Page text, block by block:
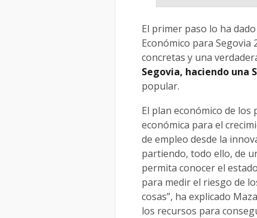
El primer paso lo ha
Económico para Segovia
concretas y una
Segovia, haciendo una
popular.
El plan económico de
económica para el
de empleo desde la
partiendo, todo ello, de
permita conocer el
para medir el riesgo de
cosas”, ha explicado
los recursos para